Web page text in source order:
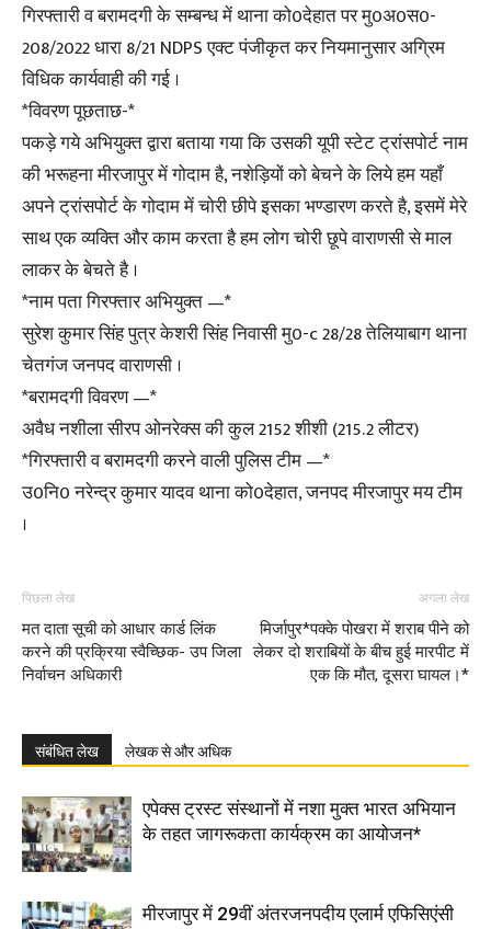
गिरफ्तारी व बरामदगी के सम्बन्ध में थाना को0देहात पर मु0अ0स0-
208/2022 धारा 8/21 NDPS एक्ट पंजीकृत कर नियमानुसार अग्रिम
विधिक कार्यवाही की गई ।
*विवरण पूछताछ-*
पकड़े गये अभियुक्त द्वारा बताया गया कि उसकी यूपी स्टेट ट्रांसपोर्ट नाम
की भरूहना मीरजापुर में गोदाम है, नशेड़ियों को बेचने के लिये हम यहाँ
अपने ट्रांसपोर्ट के गोदाम में चोरी छीपे इसका भण्डारण करते है, इसमें मेरे
साथ एक व्यक्ति और काम करता है हम लोग चोरी छूपे वाराणसी से माल
लाकर के बेचते है ।
*नाम पता गिरफ्तार अभियुक्त —*
सुरेश कुमार सिंह पुत्र केशरी सिंह निवासी मु0-c 28/28 तेलियाबाग थाना
चेतगंज जनपद वाराणसी ।
*बरामदगी विवरण —*
अवैध नशीला सीरप ओनरेक्स की कुल 2152 शीशी (215.2 लीटर)
*गिरफ्तारी व बरामदगी करने वाली पुलिस टीम —*
उ0नि0 नरेन्द्र कुमार यादव थाना को0देहात, जनपद मीरजापुर मय टीम
।
पिछला लेख
मत दाता सूची को आधार कार्ड लिंक
करने की प्रक्रिया स्वैच्छिक- उप जिला
निर्वाचन अधिकारी
अगला लेख
मिर्जापुर*पक्के पोखरा में शराब पीने को
लेकर दो शराबियों के बीच हुई मारपीट में
एक कि मौत, दूसरा घायल।*
संबंधित लेख लेखक से और अधिक
एपेक्स ट्रस्ट संस्थानों में नशा मुक्त भारत अभियान
के तहत जागरूकता कार्यक्रम का आयोजन*
मीरजापुर में 29वीं अंतरजनपदीय एलार्म एफिसिएंसी